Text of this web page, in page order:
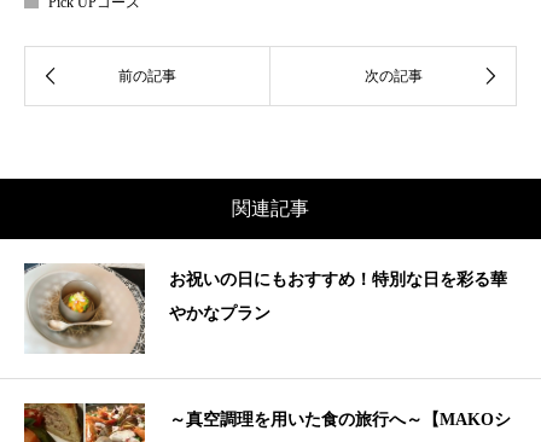
関連記事
お祝いの日にもおすすめ！特別な日を彩る華
やかなプラン
～真空調理を用いた食の旅行へ～【MAKOシ